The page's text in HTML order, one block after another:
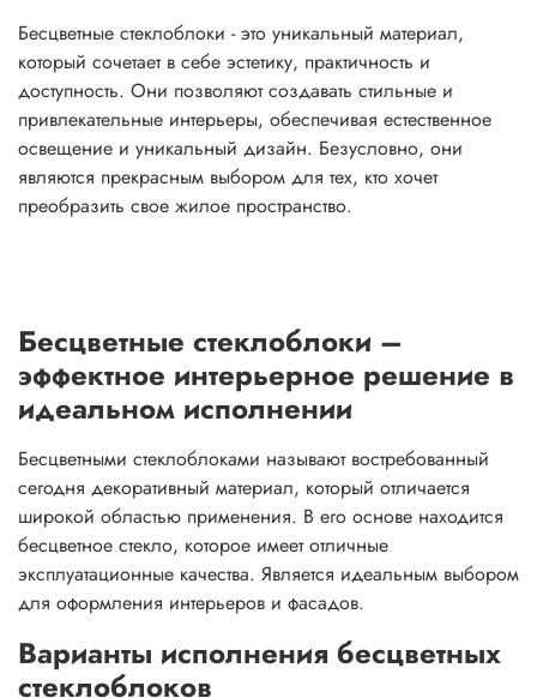
Бесцветные стеклоблоки - это уникальный материал,
который сочетает в себе эстетику, практичность и
доступность. Они позволяют создавать стильные и
привлекательные интерьеры, обеспечивая естественное
освещение и уникальный дизайн. Безусловно, они
являются прекрасным выбором для тех, кто хочет
преобразить свое жилое пространство.
Бесцветные стеклоблоки –
эффектное интерьерное решение в
идеальном исполнении
Бесцветными стеклоблоками называют востребованный
сегодня декоративный материал, который отличается
широкой областью применения. В его основе находится
бесцветное стекло, которое имеет отличные
эксплуатационные качества. Является идеальным выбором
для оформления интерьеров и фасадов.
Варианты исполнения бесцветных
стеклоблоков